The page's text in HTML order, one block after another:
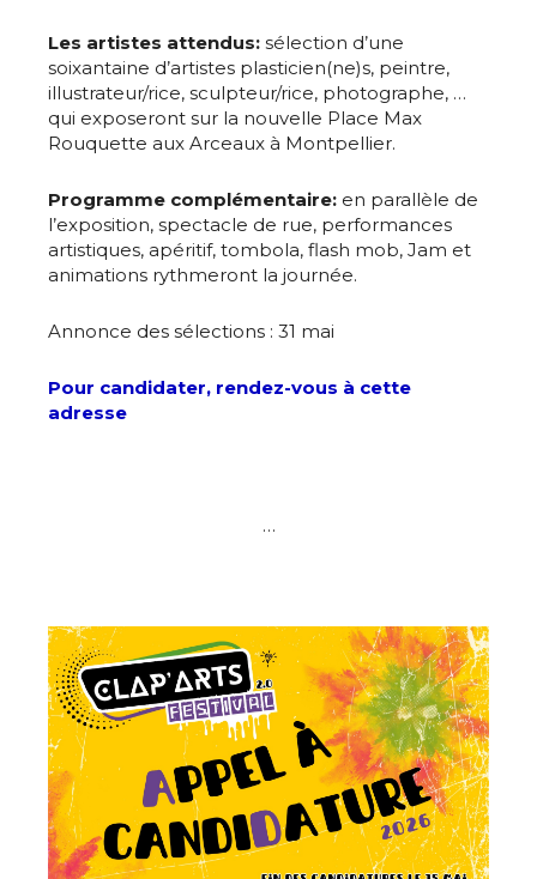
Adresse email*
Les artistes attendus: sélection d’une
soixantaine d’artistes plasticien(ne)s, peintre,
illustrateur/rice, sculpteur/rice, photographe, …
qui exposeront sur la nouvelle Place Max
Rouquette aux Arceaux à Montpellier.
Programme complémentaire: en parallèle de
l’exposition, spectacle de rue, performances
artistiques, apéritif, tombola, flash mob, Jam et
animations rythmeront la journée.
Annonce des sélections : 31 mai
Pour candidater, rendez-vous à cette
adresse
…